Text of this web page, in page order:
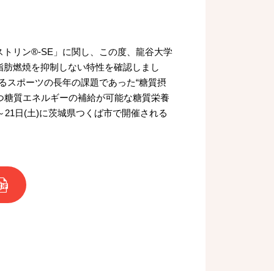
リン®-SE」に関し、この度、龍谷大学
燃焼を抑制しない特性を確認しまし
ポーツの長年の課題であった“糖質摂
質エネルギーの補給が可能な糖質栄養
日(土)に茨城県つくば市で開催される